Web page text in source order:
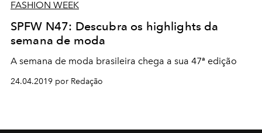
FASHION WEEK
SPFW N47: Descubra os highlights da
semana de moda
A semana de moda brasileira chega a sua 47ª edição
24.04.2019 por Redação